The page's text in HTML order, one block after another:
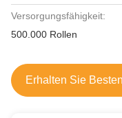
Versorgungsfähigkeit:
500.000 Rollen
Erhalten Sie